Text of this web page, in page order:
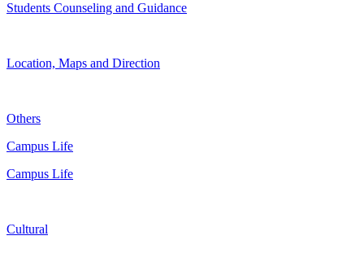
Students Counseling and Guidance
Location, Maps and Direction
Others
Campus Life
Campus Life
Cultural